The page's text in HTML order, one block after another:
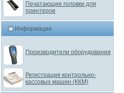
Печатающие головки для
принтеров
Информация
Производители оборудования
Регистрация контрольно-
кассовых машин (ККМ)